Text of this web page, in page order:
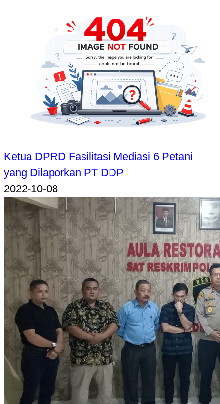
Ketua DPRD Fasilitasi Mediasi 6 Petani
yang Dilaporkan PT DDP
2022-10-08